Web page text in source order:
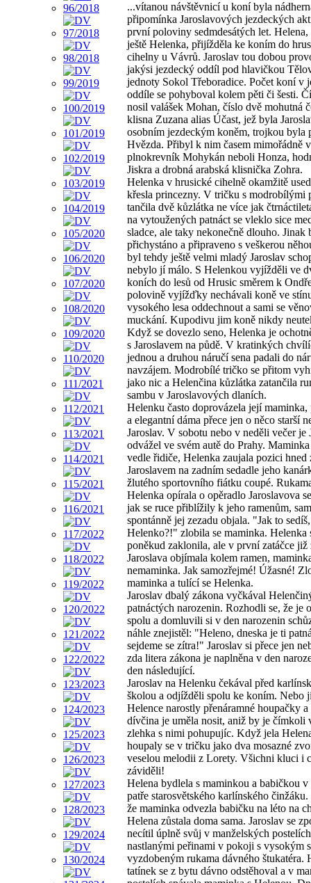
...vítanou návštěvnicí u koní byla
připomínka Jaroslavových jezdeckých
první poloviny sedmdesátých let. Helena,
ještě Helenka, přijížděla ke koním do
cihelny u Vávrů. Jaroslav tou dobou
jakýsi jezdecký oddíl pod hlavičkou
jednoty Sokol Třeboradice. Počet koní v
oddíle se pohyboval kolem pěti či šesti.
nosil valášek Mohan, číslo dvě mohutná
klisna Zuzana alias Účast, jež byla
osobním jezdeckým koněm, trojkou byla
Hvězda. Přibyl k nim časem mimořádně
plnokrevník Mohykán neboli Honza,
Jiskra a drobná arabská klisnička Zohra.
Helenka v hrusické cihelně okamžitě
křesla princezny. V tričku s modrobílými
tančila dvě kůzlátka ne více jak
na vytoužených patnáct se vleklo sice
sladce, ale taky nekonečně dlouho. Jinak
přichystáno a připraveno s veškerou
byl tehdy ještě velmi mladý Jaroslav
nebylo jí málo. S Helenkou vyjížděli ve
koních do lesů od Hrusic směrem k
polovině vyjížďky nechávali koně ve
vysokého lesa oddechnout a sami se
muckání. Kupodivu jim koně nikdy
Když se dovezlo seno, Helenka je
s Jaroslavem na půdě. V kratinkých
jednou a druhou náručí sena padali do
navzájem. Modrobílé tričko se přitom
jako nic a Helenčina kůzlátka zatančila
sambu v Jaroslavových dlaních.
Helenku často doprovázela její maminka,
a elegantní dáma přece jen o něco starší
Jaroslav. V sobotu nebo v neděli večer je
odvážel ve svém autě do Prahy. Maminka
vedle řidiče, Helenka zaujala pozici hned
Jaroslavem na zadním sedadle jeho
žlutého sportovního fiátku coupé.
Helenka opírala o opěradlo Jaroslavova
jak se ruce přiblížily k jeho ramenům,
spontánně jej zezadu objala. "Jak to sedíš,
Helenko?!" zlobila se maminka. Helenka
poněkud zaklonila, ale v první zatáčce již
Jaroslava objímala kolem ramen,
nemaminka. Jak samozřejmé! Úžasné!
maminka a tulící se Helenka.
Jaroslav dbalý zákona vyčkával
patnáctých narozenin. Rozhodli se, že je
spolu a domluvili si v den narozenin
náhle znejistěl: "Heleno, dneska je ti
sejdeme se zítra!" Jaroslav si přece jen
zda litera zákona je naplněna v den
den následující.
Jaroslav na Helenku čekával před
školou a odjížděli spolu ke koním. Nebo
Helence narostly přenáramné houpačky a
dívčina je uměla nosit, aniž by je čímkoli
zlehka s nimi pohupujíc. Když jela
houpaly se v tričku jako dva mosazné
veselou melodii z Lorety. Všichni kluci i
záviděli!
Helena bydlela s maminkou a babičkou
patře starosvětského karlínského činžáku.
že maminka odvezla babičku na léto na
Helena zůstala doma sama. Jaroslav se
necítil úplně svůj v manželských
nastlanými peřinami v pokoji s vysokým
vyzdobeným rukama dávného štukatéra.
tatínek se z bytu dávno odstěhoval a v